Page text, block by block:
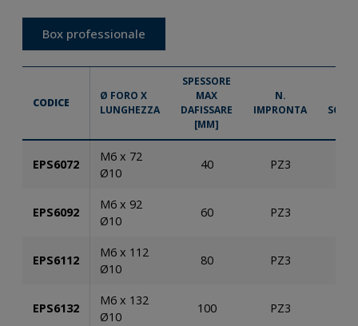
Box professionale
CODICE
Ø FORO X
LUNGHEZZA
SPESSORE
MAX
DAFISSARE
[MM]
N.
IMPRONTA
EPS6072
M6 x 72
Ø10
40 PZ3
EPS6092
M6 x 92
Ø10
60 PZ3
EPS6112
M6 x 112
Ø10
80 PZ3
EPS6132
M6 x 132
Ø10
100 PZ3